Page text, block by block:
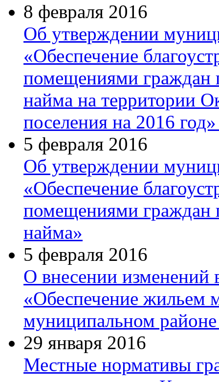
8 февраля 2016
Об утверждении
«Обеспечение
помещениями граждан
найма на территории
поселения на 2016
5 февраля 2016
Об утверждении
«Обеспечение
помещениями граждан
найма»
5 февраля 2016
О внесении
«Обеспечение жильем
муниципальном
29 января 2016
Местные нормативы